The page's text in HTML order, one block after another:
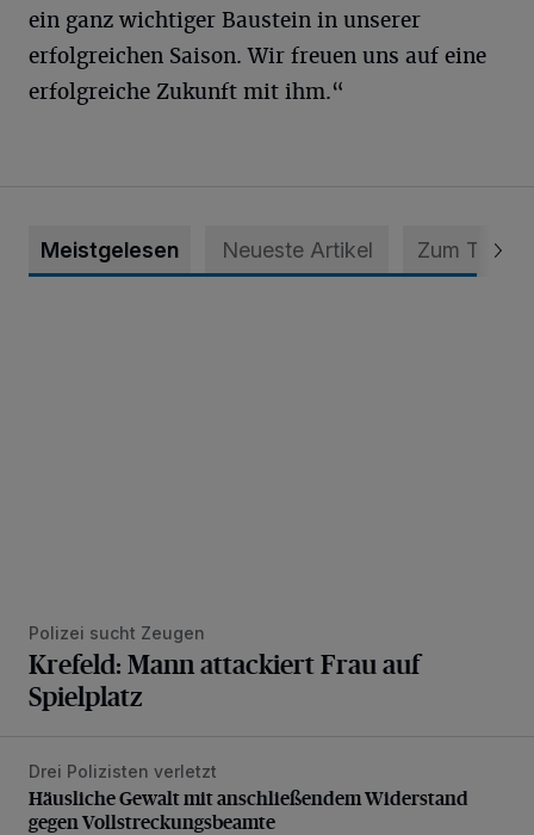
ein ganz wichtiger Baustein in unserer
erfolgreichen Saison. Wir freuen uns auf eine
erfolgreiche Zukunft mit ihm.“
Meistgelesen Neueste Artikel Zum Thema
Polizei sucht Zeugen
Krefeld: Mann attackiert Frau auf
Spielplatz
Häusliche Gewalt mit anschließendem Widerstand gegen
Drei Polizisten verletzt
Häusliche Gewalt mit anschließendem Widerstand
gegen Vollstreckungsbeamte